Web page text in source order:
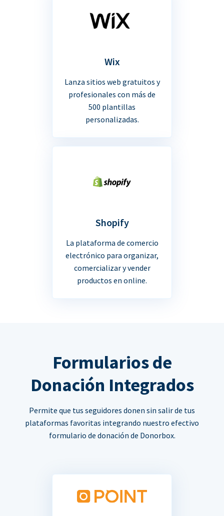
Wix
Lanza sitios web gratuitos y
profesionales con más de
500 plantillas
personalizadas.
Shopify
La plataforma de comercio
electrónico para organizar,
comercializar y vender
productos en online.
Formularios de
Donación Integrados
Permite que tus seguidores donen sin salir de tus
plataformas favoritas integrando nuestro efectivo
formulario de donación de Donorbox.